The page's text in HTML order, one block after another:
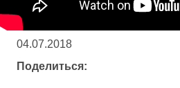
04.07.2018
Поделиться: